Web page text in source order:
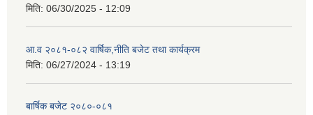
मिति: 06/30/2025 - 12:09
आ.व २०८१-०८२ वार्षिक,नीति बजेट तथा कार्यक्रम
मिति: 06/27/2024 - 13:19
बार्षिक बजेट २०८०-०८१